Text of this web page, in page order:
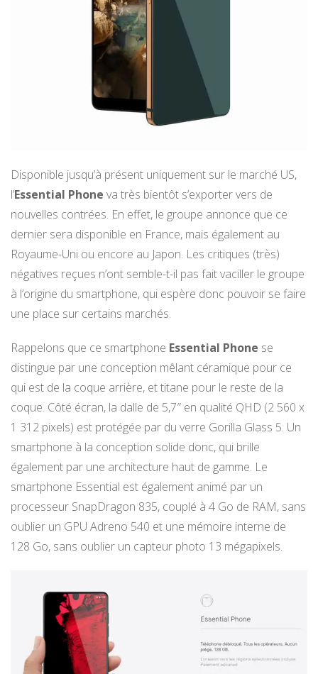
Disponible jusqu’à présent uniquement sur le marché US,
l’Essential Phone va très bientôt s’exporter vers de
nouvelles contrées. En effet, le groupe annonce que ce
dernier sera disponible en France, mais également au
Royaume-Uni ou encore au Japon. Les critiques (très)
négatives reçues n’ont semble-t-il pas fait vaciller le groupe
à l’origine du smartphone, qui espère donc pouvoir se faire
une place sur certains marchés.
Rappelons que ce smartphone Essential Phone se
distingue par une conception mêlant céramique pour ce
qui est de la coque arrière, et titane pour le reste de la
coque. Côté écran, la dalle de 5,7″ en qualité QHD (2 560 x
1 312 pixels) est protégée par du verre Gorilla Glass 5. Un
smartphone à la conception solide donc, qui brille
également par une architecture haut de gamme. Le
smartphone Essential est également animé par un
processeur SnapDragon 835, couplé à 4 Go de RAM, sans
oublier un GPU Adreno 540 et une mémoire interne de
128 Go, sans oublier un capteur photo 13 mégapixels.